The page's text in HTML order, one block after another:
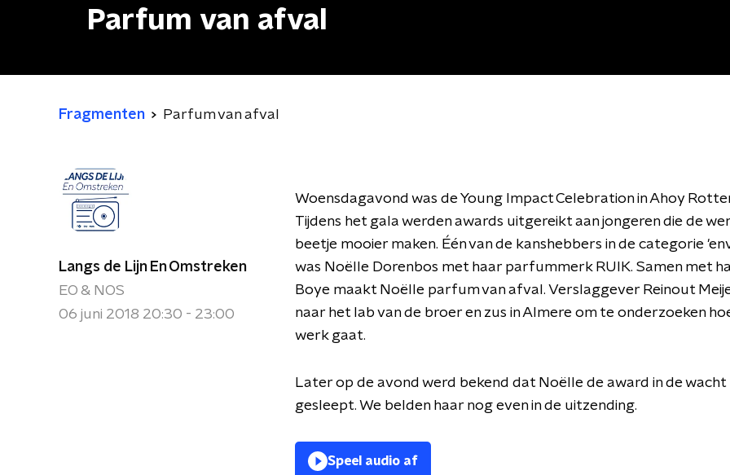
Parfum van afval
Fragmenten Parfum van afval
Langs de Lijn En Omstreken
EO & NOS
06 juni 2018 20:30 - 23:00
Woensdagavond was de Young Impact Celebration in Ahoy
Tijdens het gala werden awards uitgereikt aan jongeren die de
beetje mooier maken. Één van de kanshebbers in de categorie
was Noëlle Dorenbos met haar parfummerk RUIK. Samen met
Boye maakt Noëlle parfum van afval. Verslaggever Reinout
naar het lab van de broer en zus in Almere om te onderzoeken
werk gaat.
Later op de avond werd bekend dat Noëlle de award in de wacht
gesleept. We belden haar nog even in de uitzending.
Speel audio af